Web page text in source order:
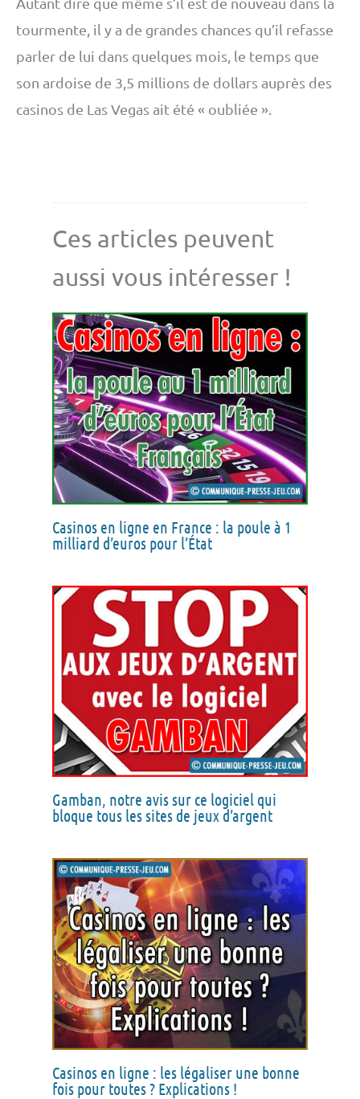
tourmente, il y a de grandes chances qu’il refasse
parler de lui dans quelques mois, le temps que
son ardoise de 3,5 millions de dollars auprès des
casinos de Las Vegas ait été « oubliée ».
Ces articles peuvent
aussi vous intéresser !
Casinos en ligne en France : la poule à 1
milliard d’euros pour l’État
Gamban, notre avis sur ce logiciel qui
bloque tous les sites de jeux d’argent
Casinos en ligne : les légaliser une bonne
fois pour toutes ? Explications !